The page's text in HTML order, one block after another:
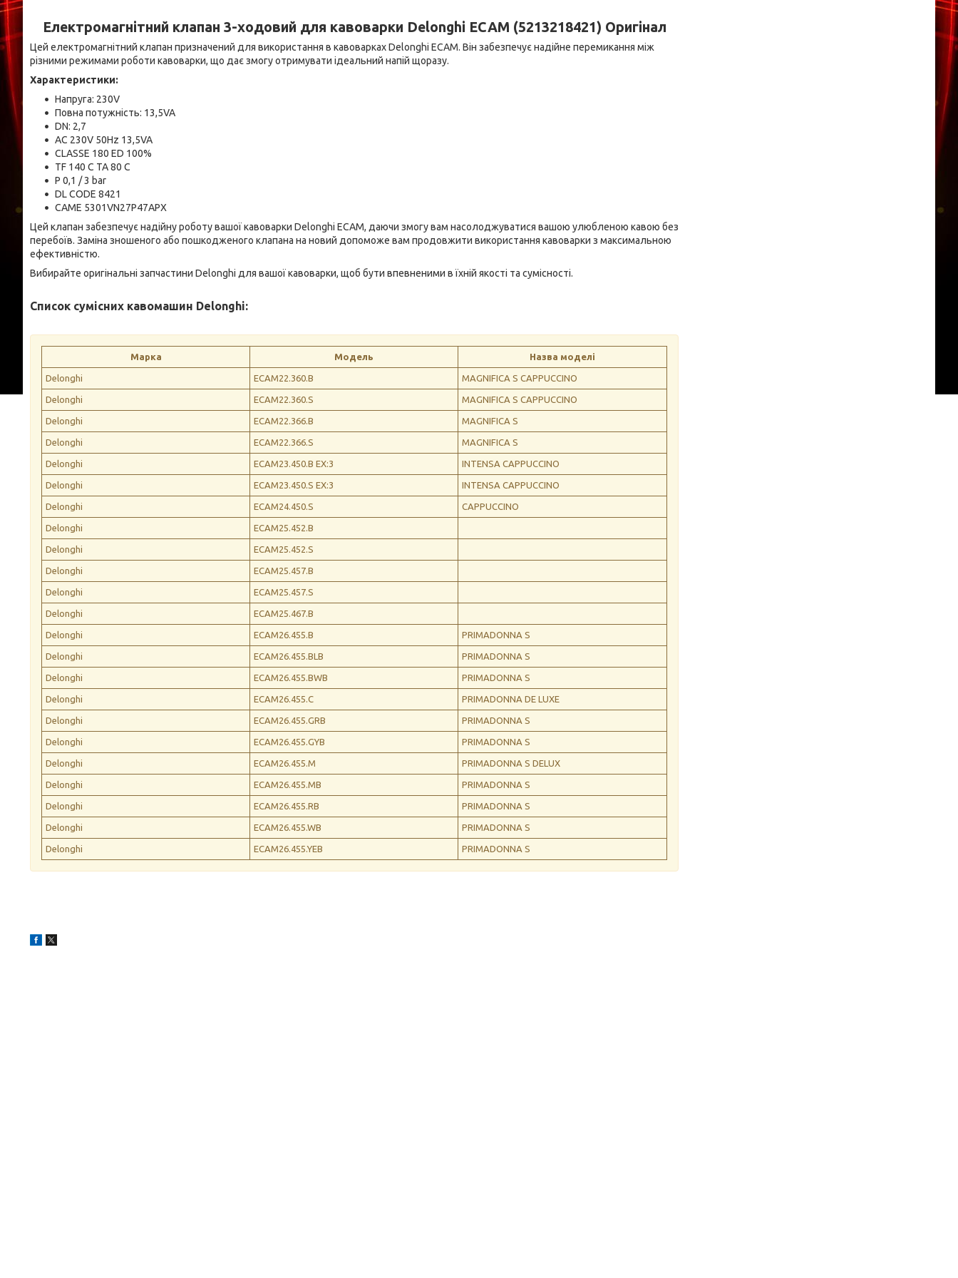
Електромагнітний клапан 3-ходовий для кавоварки Delonghi ECAM (5213218421) Оригінал
Цей електромагнітний клапан призначений для використання в кавоварках Delonghi ECAM. Він забезпечує надійне перемикання між
різними режимами роботи кавоварки, що дає змогу отримувати ідеальний напій щоразу.
Характеристики:
Напруга: 230V
Повна потужність: 13,5VA
DN: 2,7
AC 230V 50Hz 13,5VA
CLASSE 180 ED 100%
TF 140 C TA 80 C
P 0,1 / 3 bar
DL CODE 8421
CAME 5301VN27P47APX
Цей клапан забезпечує надійну роботу вашої кавоварки Delonghi ECAM, даючи змогу вам насолоджуватися вашою улюбленою кавою без
перебоїв. Заміна зношеного або пошкодженого клапана на новий допоможе вам продовжити використання кавоварки з максимальною
ефективністю.
Вибирайте оригінальні запчастини Delonghi для вашої кавоварки, щоб бути впевненими в їхній якості та сумісності.
Список сумісних кавомашин Delonghi:
Марка Модель Назва моделі
Delonghi ECAM22.360.B MAGNIFICA S CAPPUCCINO
Delonghi ECAM22.360.S MAGNIFICA S CAPPUCCINO
Delonghi ECAM22.366.B MAGNIFICA S
Delonghi ECAM22.366.S MAGNIFICA S
Delonghi ECAM23.450.B EX:3 INTENSA CAPPUCCINO
Delonghi ECAM23.450.S EX:3 INTENSA CAPPUCCINO
Delonghi ECAM24.450.S CAPPUCCINO
Delonghi ECAM25.452.B
Delonghi ECAM25.452.S
Delonghi ECAM25.457.B
Delonghi ECAM25.457.S
Delonghi ECAM25.467.B
Delonghi ECAM26.455.B PRIMADONNA S
Delonghi ECAM26.455.BLB PRIMADONNA S
Delonghi ECAM26.455.BWB PRIMADONNA S
Delonghi ECAM26.455.C PRIMADONNA DE LUXE
Delonghi ECAM26.455.GRB PRIMADONNA S
Delonghi ECAM26.455.GYB PRIMADONNA S
Delonghi ECAM26.455.M PRIMADONNA S DELUX
Delonghi ECAM26.455.MB PRIMADONNA S
Delonghi ECAM26.455.RB PRIMADONNA S
Delonghi ECAM26.455.WB PRIMADONNA S
Delonghi ECAM26.455.YEB PRIMADONNA S